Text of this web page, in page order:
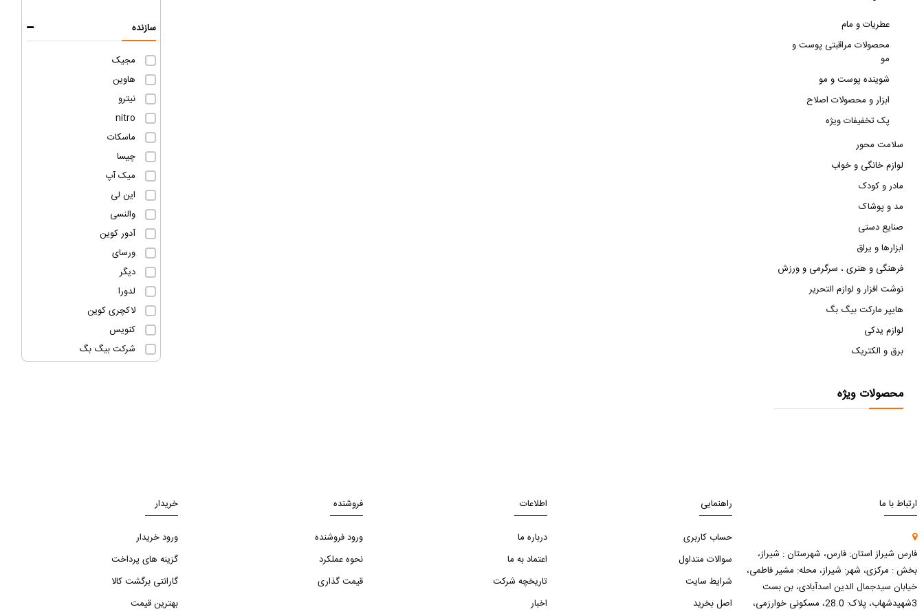
سازنده
مجیک
هاوین
نیترو
nitro
ماسکات
چیسا
میک آپ
این لی
والنسی
آدور کوین
ورسای
دیگر
لدورا
لاکچری کوین
کنویس
شرکت بیگ بگ
عطریات و مام
محصولات مراقبتی پوست و
مو
شوینده پوست و مو
ابزار و محصولات اصلاح
پک تخفیفات ویژه
سلامت محور
لوازم خانگی و خواب
مادر و کودک
مد و پوشاک
صنایع دستی
ابزارها و یراق
فرهنگی و هنری ، سرگرمی و ورزش
نوشت افزار و لوازم التحریر
هایپر مارکت بیگ بگ
لوازم یدکی
برق و الکتریک
محصولات ویژه
ارتباط با ما
فارس شیراز استان: فارس، شهرستان : شیراز،
بخش : مرکزی، شهر: شیراز، محله: مشیر فاطمی،
خیابان سیدجمال الدین اسدآبادی، بن بست
3شهیدشهاب، پلاک: 28.0، مسکونی خوارزمی،
راهنمایی
حساب کاربری
سوالات متداول
شرایط سایت
اصل بخرید
اطلاعات
درباره ما
اعتماد به ما
تاریخچه شرکت
اخبار
فروشنده
ورود فروشنده
نحوه عملکرد
قیمت گذاری
خریدار
ورود خریدار
گزینه های پرداخت
گارانتی برگشت کالا
بهترین قیمت